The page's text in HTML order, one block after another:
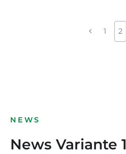
1 2
NEWS
News Variante 1